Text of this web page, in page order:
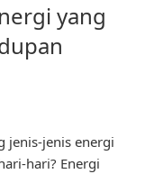
yang
jenis-jenis energi
hari? Energi